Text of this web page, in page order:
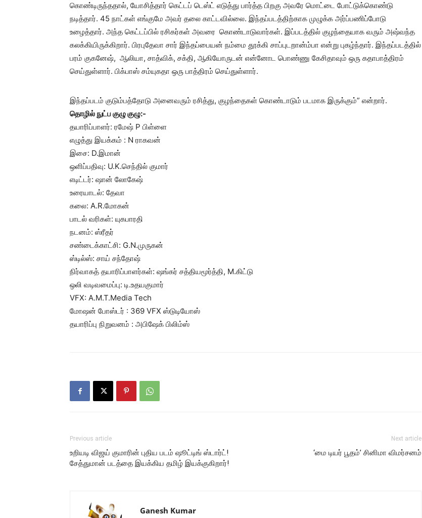
கொண்டிருந்ததால், யோசித்தார் கெட்டப் டெஸ்ட் எடுத்து பார்த்த பிறகு அவரே மொட்டை போட்டுக்கொண்டு
நடித்தார். 45 நாட்கள் எங்குமே அவர் தலை காட்டவில்லை. இந்தப்படத்திற்காக முழுக்க அர்ப்பணிப்போடு
உழைத்தார். அந்த கெட்டப்பில் ரசிகர்கள் அவரை கொண்டாடுவார்கள். இப்படத்தில் குழந்தையாக வரும் அஷ்வந்த
கலக்கியிருக்கிறார். பிரபுதேவா சார் இந்தப்பையன் நம்மை தூக்கி சாப்புடறான்ம்பா என்று புகழ்ந்தார். இந்தப்படத்தில்
பரம் குகனேஷ், ஆலியா, சாத்விக், சக்தி, ஆகியோருடன் என்னோட பொண்ணு கேசிதாவும் ஒரு கதாபாத்திரம்
செய்துள்ளார். பிக்பாஸ் சம்யுகதா ஒரு பாத்திரம் செய்துள்ளார்.
இந்தப்படம் குடும்பத்தோடு அனைவரும் ரசித்து, குழந்தைகள் கொண்டாடும் படமாக இருக்கும்” என்றார்.
தொழில் நுட்ப குழு குழு:-
தயாரிப்பாளர்: ரமேஷ் P பிள்ளை
எழுத்து இயக்கம் : N ராகவன்
இசை: D.இமான்
ஒளிப்பதிவு: U.K.செந்தில் குமார்
எடிட்டர்: ஷான் லோகேஷ்
உரையாடல்: தேவா
கலை: A.R.மோகன்
பாடல் வரிகள்: யுகபாரதி
நடனம்: ஸ்ரீதர்
சண்டைக்காட்சி: G.N.முருகன்
ஸ்டில்ஸ்: சாய் சந்தோஷ்
நிர்வாகத் தயாரிப்பாளர்கள்: ஷங்கர் சத்தியமூர்த்தி, M.கிட்டு
ஒலி வடிவமைப்பு: டி.உதயகுமார்
VFX: A.M.T.Media Tech
மோஷன் போஸ்டர் : 369 VFX ஸ்டுடியோஸ்
தயாரிப்பு நிறுவனம் : அபிஷேக் பிலிம்ஸ்
Previous article
உறியடி விஜய் குமாரின் புதிய படம் ஷூட்டிங் ஸ்டார்ட்!
சேத்துமான் படத்தை இயக்கிய தமிழ் இயக்குகிறார்!
Next article
‘மை டியர் பூதம்’ சினிமா விமர்சனம்
Ganesh Kumar